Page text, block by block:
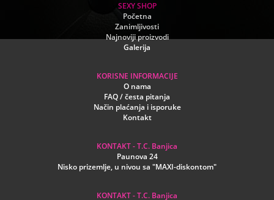
SEXY SHOP
Početna
Zanimljivosti
Najnoviji proizvodi
Galerija
KORISNE INFORMACIJE
O nama
FAQ / česta pitanja
Način plaćanja i isporuke
Kontakt
KONTAKT - T.C. Banjica
Paunova 24
Nisko prizemlje, u nivou sa "MAXI-diskontom"
KONTAKT - T.C. Banjica